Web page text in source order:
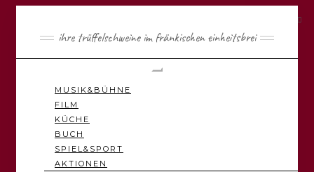
ihre trüffelschweine im fränkischen einheitsbrei
Toggle
MUSIK&BÜHNE
FILM
KÜCHE
BUCH
SPIEL&SPORT
AKTIONEN